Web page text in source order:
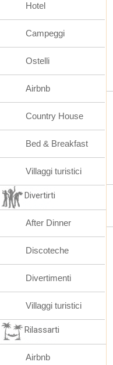
Hotel
Campeggi
Ostelli
Airbnb
Country House
Bed & Breakfast
Villaggi turistici
Divertirti
After Dinner
Discoteche
Divertimenti
Villaggi turistici
Rilassarti
Airbnb